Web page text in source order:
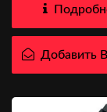
Добавить